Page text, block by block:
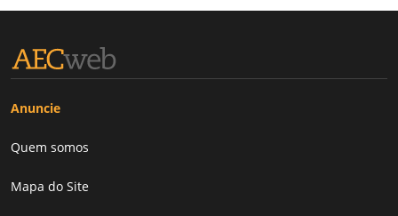
Anuncie
Quem somos
Mapa do Site